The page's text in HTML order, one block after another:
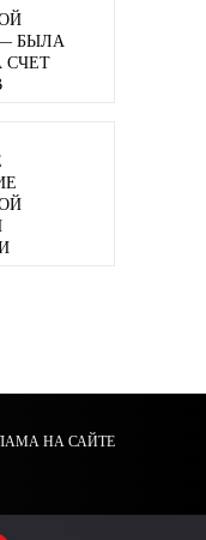
БЫЛА
СЧЕТ
НА САЙТЕ